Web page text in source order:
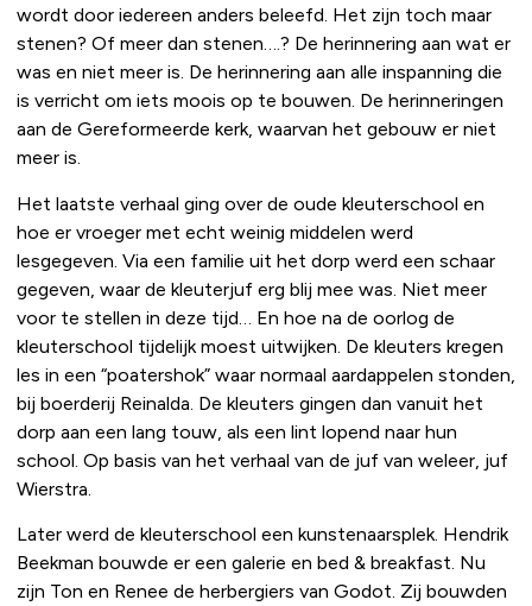
wordt door iedereen anders beleefd. Het zijn toch maar
stenen? Of meer dan stenen….? De herinnering aan wat er
was en niet meer is. De herinnering aan alle inspanning die
is verricht om iets moois op te bouwen. De herinneringen
aan de Gereformeerde kerk, waarvan het gebouw er niet
meer is.
Het laatste verhaal ging over de oude kleuterschool en
hoe er vroeger met echt weinig middelen werd
lesgegeven. Via een familie uit het dorp werd een schaar
gegeven, waar de kleuterjuf erg blij mee was. Niet meer
voor te stellen in deze tijd… En hoe na de oorlog de
kleuterschool tijdelijk moest uitwijken. De kleuters kregen
les in een “poatershok” waar normaal aardappelen stonden,
bij boerderij Reinalda. De kleuters gingen dan vanuit het
dorp aan een lang touw, als een lint lopend naar hun
school. Op basis van het verhaal van de juf van weleer, juf
Wierstra.
Later werd de kleuterschool een kunstenaarsplek. Hendrik
Beekman bouwde er een galerie en bed & breakfast. Nu
zijn Ton en Renee de herbergiers van Godot. Zij bouwden